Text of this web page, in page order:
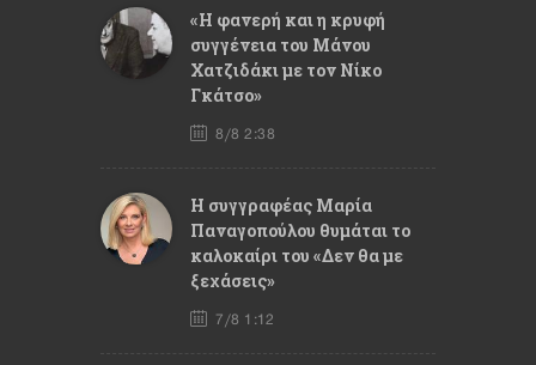
«Η φανερή και η κρυφή
συγγένεια του Μάνου
Χατζιδάκι με τον Νίκο
Γκάτσο»
8/8 2:38
Η συγγραφέας Μαρία
Παναγοπούλου θυμάται το
καλοκαίρι του «Δεν θα με
ξεχάσεις»
7/8 1:12